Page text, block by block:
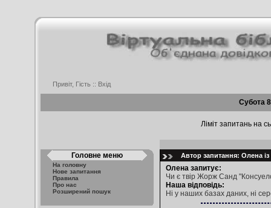
Привіт, Гість :: Вхід
Субота
Ліміт запитань на
Головне меню
На головну
Нове запитання
Правила
Про нас
Розширений пошук
Автор запитання: Олена
Олена запитує:
Чи є твір Жорж Санд
Наша відповідь:
Ні у наших базах даних, ні